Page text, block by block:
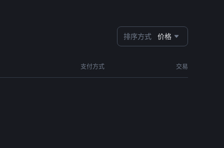
排序方式 价格
支付方式 交易